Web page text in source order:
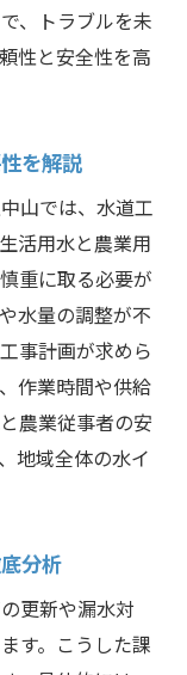
管を安全更新
力の実例
事の工夫
命化を実現
更新の進め方
現するコツ
を徹底する方
ポイント
計画力が鍵
対応術
工体制
ガイド
定工事店の特
、トラブルを未
性と安全性を高
を解説
山では、水道工
活用水と農業用
重に取る必要が
水量の調整が不
事計画が求めら
作業時間や供給
農業従事者の安
地域全体の水イ
分析
更新や漏水対
す。こうした課